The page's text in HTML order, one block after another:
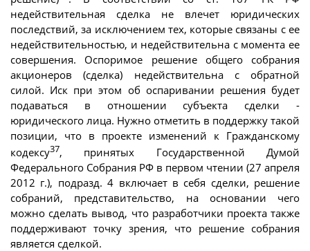
недействительная сделка не влечет юридических
последствий, за исключением тех, которые связаны с ее
недействительностью, и недействительна с момента ее
совершения. Оспоримое решение общего собрания
акционеров (сделка) недействительна с обратной
силой. Иск при этом об оспаривании решения будет
подаваться в отношении субъекта сделки -
юридического лица. Нужно отметить в поддержку такой
позиции, что в проекте изменений к Гражданскому
кодексу37, принятых Государственной Думой
Федерального Собрания РФ в первом чтении (27 апреля
2012 г.), подразд. 4 включает в себя сделки, решение
собраний, представительство, на основании чего
можно сделать вывод, что разработчики проекта также
поддерживают точку зрения, что решение собрания
является сделкой.